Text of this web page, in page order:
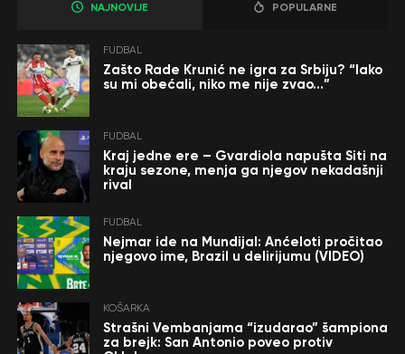
NAJNOVIJE POPULARNE
FUDBAL
Zašto Rade Krunić ne igra za Srbiju? “Iako
su mi obećali, niko me nije zvao…”
FUDBAL
Kraj jedne ere – Gvardiola napušta Siti na
kraju sezone, menja ga njegov nekadašnji
rival
FUDBAL
Nejmar ide na Mundijal: Anćeloti pročitao
njegovo ime, Brazil u delirijumu (VIDEO)
KOŠARKA
Strašni Vembanjama “izudarao” šampiona
za brejk: San Antonio poveo protiv